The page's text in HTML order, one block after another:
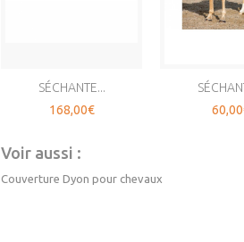
SÉCHANTE...
168,00€
Voir aussi :
Couverture Dyon pour chevaux